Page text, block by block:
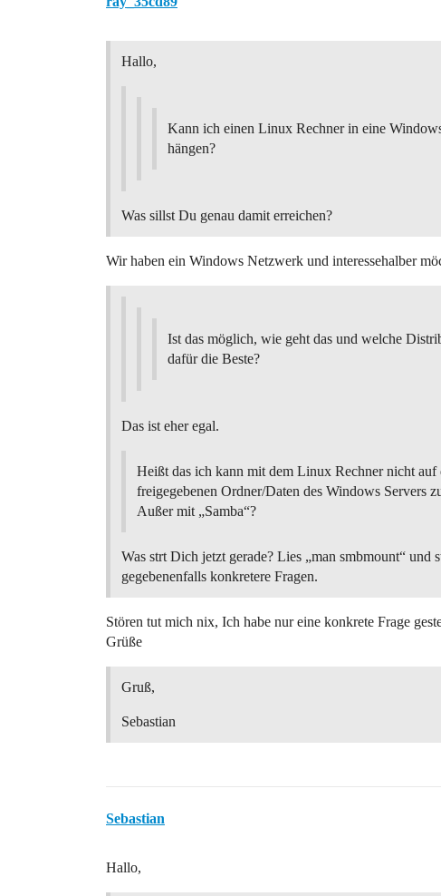
Hallo,
Kann ich einen Linux Rechner in eine
hängen?
Was sillst Du genau damit erreichen?
Wir haben ein Windows Netzwerk und interessehalber
Ist das möglich, wie geht das und welche
dafür die Beste?
Das ist eher egal.
Heißt das ich kann mit dem Linux Rechner nicht auf
freigegebenen Ordner/Daten des Windows Servers
Außer mit „Samba“?
Was strt Dich jetzt gerade? Lies „man smbmount“ und
gegebenenfalls konkretere Fragen.
Stören tut mich nix, Ich habe nur eine konkrete Frage
Grüße
Gruß,
Sebastian
Sebastian
Hallo,